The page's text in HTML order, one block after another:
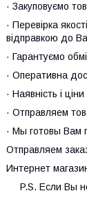
· Закуповуємо
· Перевірка
відправкою до
· Гарантуємо
· Оперативна
· Наявність і
· Отправляем
· Мы готовы Вам
Отправляем
Интернет
P.S. Если Вы не